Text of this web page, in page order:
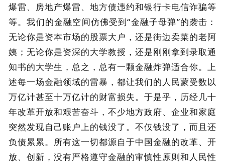
爆雷、房地产爆雷、地方债违约和银行卡电信诈骗等
等。我们的金融空间仿佛受到“金融子母弹”的袭击：
无论你是资本市场的股票大户，还是街边卖菜的老阿
姨；无论你是资深的大学教授，还是刚刚拿到录取通
知书的大学生，总之，总有一颗金融炸弹适合你。上
述每一场金融领域的雷暴，都让我们的人民蒙受数以
万亿计甚至十万亿计的财富损失。于是乎，历经几十
年改革开放和艰苦奋斗，不少地方政府、企业和家庭
突然发现自己账户上的钱没了。不仅钱没了，而且还
负债累累。所有这一切都源自于中国金融的改革、开
放、创新，没有严格遵守金融的审慎性原则和人民性